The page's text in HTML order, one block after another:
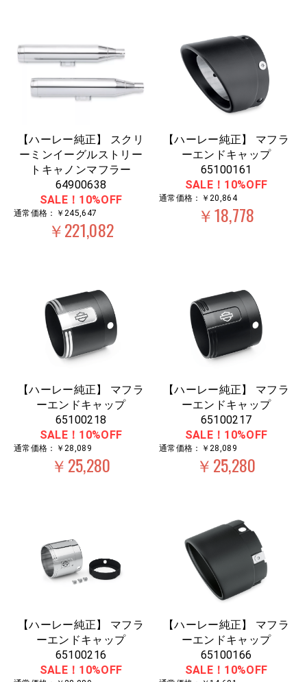
【ハーレー純正】 スクリ
ーミンイーグルストリー
トキャノンマフラー
64900638
SALE！10%OFF
通常価格：￥245,647
￥221,082
【ハーレー純正】 マフラ
ーエンドキャップ
65100161
SALE！10%OFF
通常価格：￥20,864
￥18,778
【ハーレー純正】 マフラ
ーエンドキャップ
65100218
SALE！10%OFF
通常価格：￥28,089
￥25,280
【ハーレー純正】 マフラ
ーエンドキャップ
65100217
SALE！10%OFF
通常価格：￥28,089
￥25,280
【ハーレー純正】 マフラ
ーエンドキャップ
65100216
SALE！10%OFF
【ハーレー純正】 マフラ
ーエンドキャップ
65100166
SALE！10%OFF